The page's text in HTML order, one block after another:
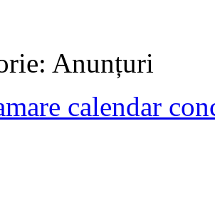
Anunțuri
calendar